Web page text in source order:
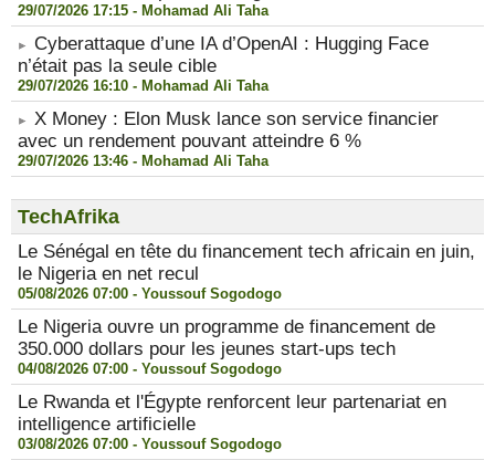
29/07/2026 17:15 - Mohamad Ali Taha
Cyberattaque d’une IA d’OpenAI : Hugging Face
n’était pas la seule cible
29/07/2026 16:10 - Mohamad Ali Taha
X Money : Elon Musk lance son service financier
avec un rendement pouvant atteindre 6 %
29/07/2026 13:46 - Mohamad Ali Taha
TechAfrika
Le Sénégal en tête du financement tech africain en juin,
le Nigeria en net recul
05/08/2026 07:00 - Youssouf Sogodogo
Le Nigeria ouvre un programme de financement de
350.000 dollars pour les jeunes start-ups tech
04/08/2026 07:00 - Youssouf Sogodogo
Le Rwanda et l'Égypte renforcent leur partenariat en
intelligence artificielle
03/08/2026 07:00 - Youssouf Sogodogo